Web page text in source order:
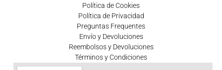
Política de Cookies
Política de Privacidad
Preguntas Frequentes
Envío y Devoluciones
Reembolsos y Devoluciones
Términos y Condiciones